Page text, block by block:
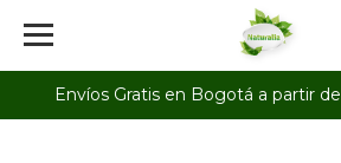
Envíos Gratis en Bogotá a partir de